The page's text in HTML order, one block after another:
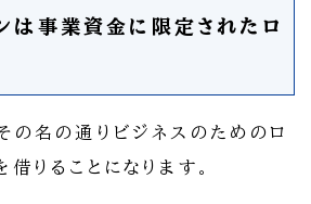
は事業資金に限定されたロ
の名の通りビジネスのためのロ
りることになります。